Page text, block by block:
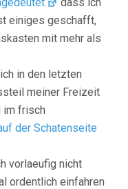
einiges geschafft,
mit mehr als
in den letzten
meiner Freizeit
im frisch
der Schatenseite
vorlaeufig nicht
ordentlich einfahren